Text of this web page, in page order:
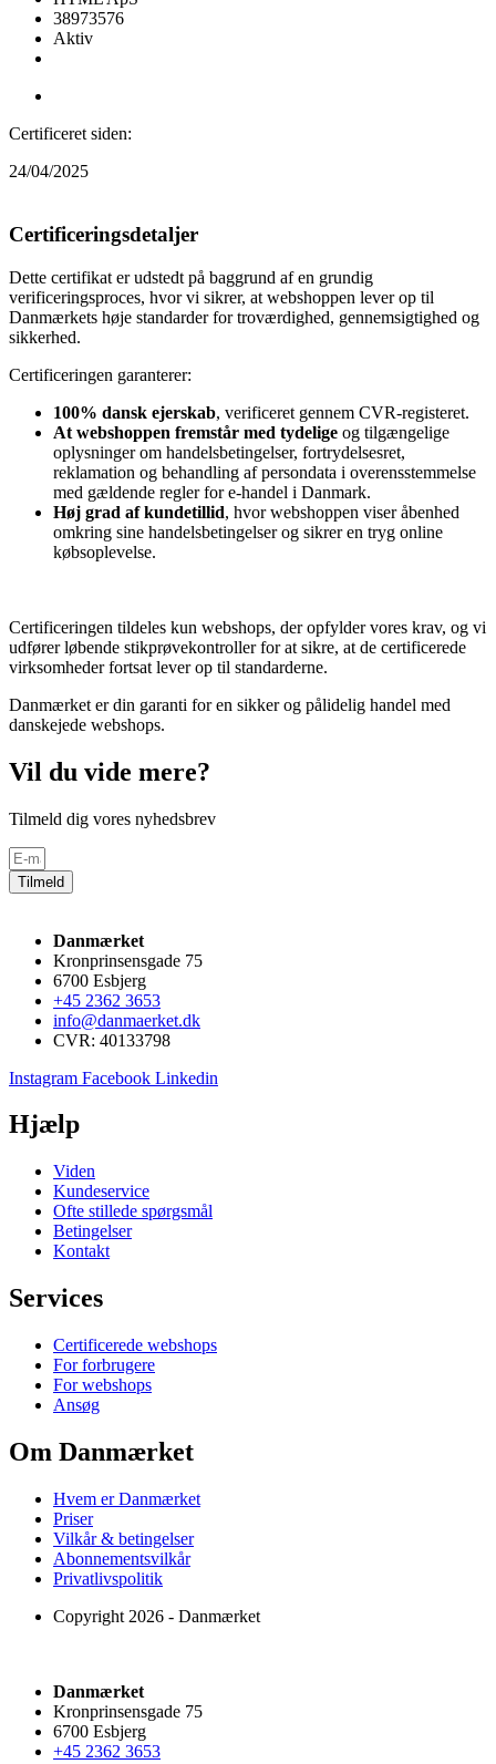
38973576
Aktiv
Certificeret siden:
24/04/2025
Certificeringsdetaljer
Dette certifikat er udstedt på baggrund af en grundig
verificeringsproces, hvor vi sikrer, at webshoppen lever op til
Danmærkets høje standarder for troværdighed, gennemsigtighed og
sikkerhed.
Certificeringen garanterer:
100% dansk ejerskab, verificeret gennem CVR-registeret.
At webshoppen fremstår med tydelige og tilgængelige
oplysninger om handelsbetingelser, fortrydelsesret,
reklamation og behandling af persondata i overensstemmelse
med gældende regler for e-handel i Danmark.
Høj grad af kundetillid, hvor webshoppen viser åbenhed
omkring sine handelsbetingelser og sikrer en tryg online
købsoplevelse.
Certificeringen tildeles kun webshops, der opfylder vores krav, og vi
udfører løbende stikprøvekontroller for at sikre, at de certificerede
virksomheder fortsat lever op til standarderne.
Danmærket er din garanti for en sikker og pålidelig handel med
danskejede webshops.
Vil du vide mere?
Tilmeld dig vores nyhedsbrev
Tilmeld
Danmærket
Kronprinsensgade 75
6700 Esbjerg
+45 2362 3653
info@danmaerket.dk
CVR: 40133798
Instagram Facebook Linkedin
Hjælp
Viden
Kundeservice
Ofte stillede spørgsmål
Betingelser
Kontakt
Services
Certificerede webshops
For forbrugere
For webshops
Ansøg
Om Danmærket
Hvem er Danmærket
Priser
Vilkår & betingelser
Abonnementsvilkår
Privatlivspolitik
Copyright 2026 - Danmærket
Danmærket
Kronprinsensgade 75
6700 Esbjerg
+45 2362 3653